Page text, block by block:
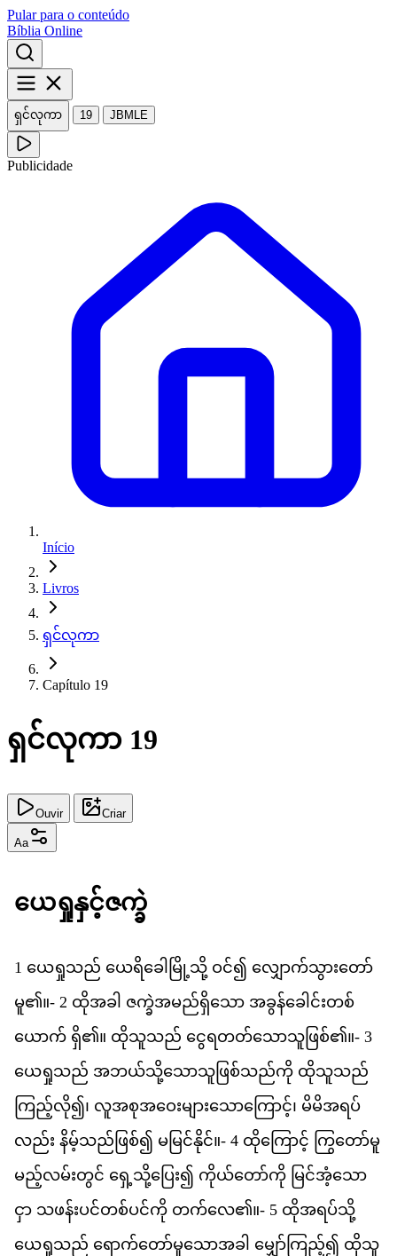
Pular para o conteúdo
Bíblia Online
ရှင်လုကာ 19 JBMLE
Publicidade
Início
Livros
ရှင်လုကာ
Capítulo 19
ရှင်လုကာ 19
Ouvir Criar
Aa
ယရနငဇက
1 ယရသည ယရခ မ သ ဝင်၍ လကသတ
မူ၏။- 2 ထအခ ဇကအမညရသ အခနခ ငတစ
ယက ရှိ၏။ ထသသည ငရတတသသ ဖစ်၏။- 3
ယရသည အဘယသသသ ဖစသညက ထသသည
ကညလို၍၊ လအစအဝမသကင့်၊ မမအရပ
လည နမသည ဖစ်၍ မ မငနင်။- 4 ထကင ကတမ
မညလမတင ရ သပြေး၍ ကယတက မငအသ
င သဖနပငတစပငက တကလေ၏။- 5 ထအရပသ
ယရသည ရကတမသအခ မ ကည့်၍ ထသ